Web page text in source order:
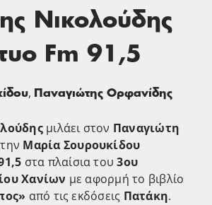
Νικολούδης
Fm 91,5
, Παναγιώτης Ορφανίδης
μιλάει στον Παναγιώτη
Μαρία Σουρουκίδου
στα πλαίσια του3ου
Χανίων με αφορμή το βιβλίο
από τις εκδόσεις Πατάκη.